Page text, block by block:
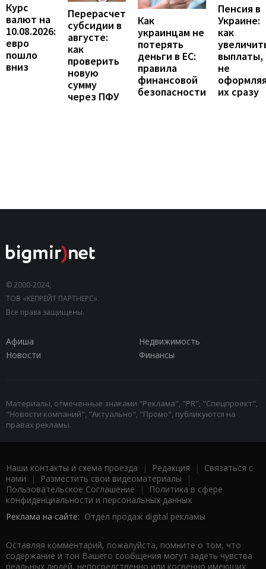
Курс
валют на
10.08.2026:
евро
пошло
вниз
Перерасчет
субсидии в
августе:
как
проверить
новую
сумму
через ПФУ
Как
украинцам не
потерять
деньги в ЕС:
правила
финансовой
безопасности
Пенсия в
Украине:
как
выплаты,
не
их сразу
© 2000-2024,
ТОВ «КЕПРЕЙТ ПАРТНЕРС».
Все права защищены.
Афиша
Недвижимость
Новости
Финансы
Материалы, отмеченные знаками "Реклама", "PR", "Спецпроект",
"Новости компаний", "Актуально", "Промо", публикуются на
правах рекламы.
Наши контакты и схема проезда | Редакция | Связаться с
нами | Разместить свои видеоматериалы |
Пользовательское Соглашение |
Политика в сфере
конфиденциальности и персональных данных
Реклама на сайте: Отдел продаж digital рекламы
Оставляя комментарий, пожалуйста, помните о том, что
содержание и тон Вашего сообщения могут задеть чувства
реальных людей, непосредственно или косвенно имеющих